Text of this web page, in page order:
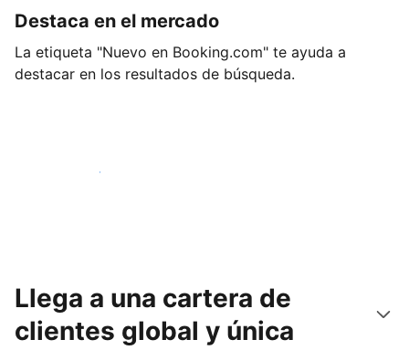
Destaca en el mercado
La etiqueta "Nuevo en Booking.com" te ayuda a
destacar en los resultados de búsqueda.
Empieza hoy mismo
Llega a una cartera de
clientes global y única